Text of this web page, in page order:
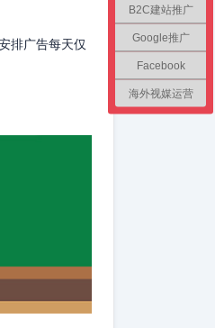
排广告每天仅
B2C建站推广
Google推广
Facebook
海外视媒运营